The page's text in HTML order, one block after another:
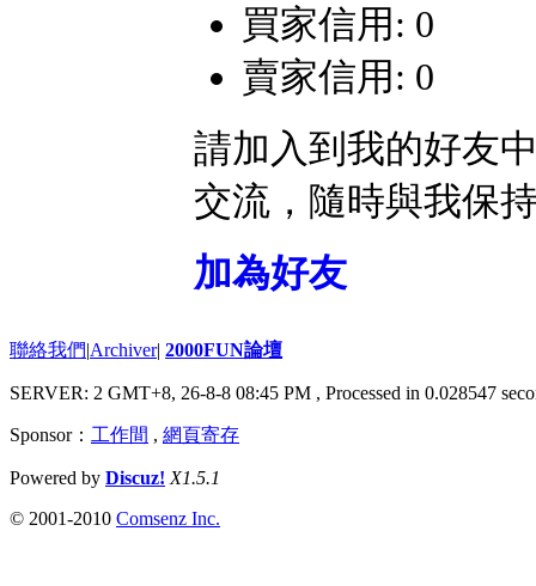
買家信用: 0
賣家信用: 0
請加入到我的好友
交流，隨時與我保
加為好友
聯絡我們|Archiver| 2000FUN論壇
SERVER: 2 GMT+8, 26-8-8 08:45 PM , Processed in 0.028547
Sponsor： 工作間 , 網頁寄存
Powered by Discuz! X1.5.1
© 2001-2010 Comsenz Inc.